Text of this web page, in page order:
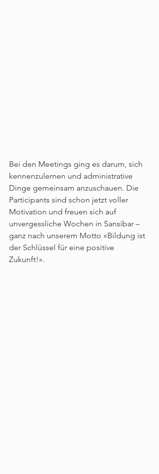
Bei den Meetings ging es darum, sich
kennenzulernen und administrative
Dinge gemeinsam anzuschauen. Die
Participants sind schon jetzt voller
Motivation und freuen sich auf
unvergessliche Wochen in Sansibar –
ganz nach unserem Motto «Bildung ist
der Schlüssel für eine positive
Zukunft!».